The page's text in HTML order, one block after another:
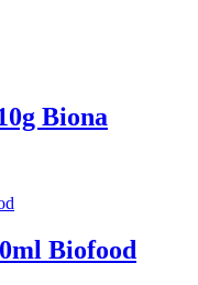
Biona
Biofood